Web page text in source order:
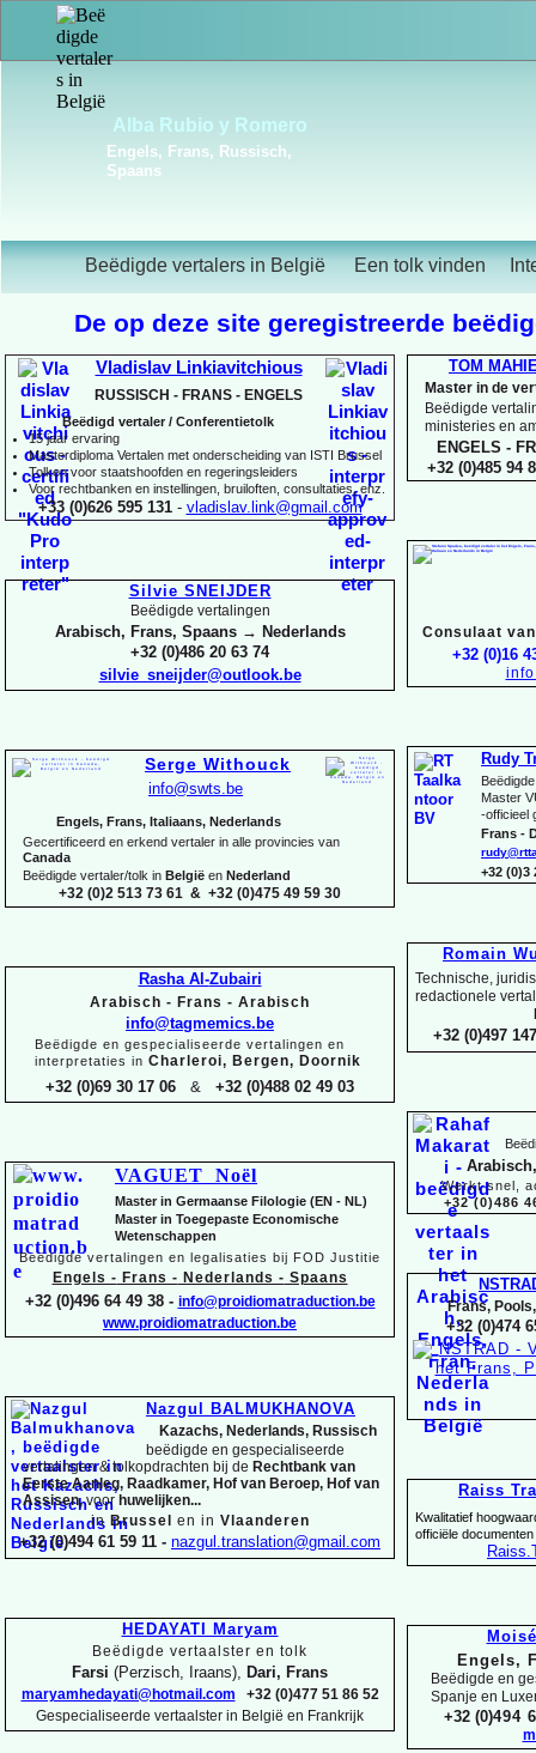
Beëdigde vertalers in België Een tolk vinden
Frédérique Christiaens
Engels, Frans, Portugees,
De op deze site geregistreerde
TOM
Master in de
Beëdigde
ministeries en
ENGELS -
+32 (0)485 94
Consulaat
+32 (0)16
Rudy
Master
-officieel
Frans -
+32
Romain
Technische,
redactionele
+32 (0)497
Werkt snel,
+32 (0)486
Frans,
+32 (0)474
Raiss
Kwalitatief
officiële
Raiss
Engels,
Beëdigde en
Spanje en
+32 (0)494
Vladislav Linkiavitchious
RUSSISCH - FRANS - ENGELS
Beëdigd vertaler / Conferentietolk
15 jaar ervaring
Masterdiploma Vertalen met onderscheiding van ISTI Brussel
Tolken voor staatshoofden en regeringsleiders
Voor rechtbanken en instellingen, bruiloften, consultaties, enz.
+33 (0)626 595 131- vladislav.link@gmail.com
Silvie SNEIJDER
Beëdigde vertalingen
Arabisch, Frans, Spaans → Nederlands
+32 (0)486 20 63 74
silvie_sneijder@outlook.be
Serge Withouck
info@swts.be
Engels, Frans, Italiaans, Nederlands
Gecertificeerd en erkend vertaler in alle provincies van
Canada
Beëdigde vertaler/tolk in België en Nederland
+32 (0)2 513 73 61 & +32 (0)475 49 59 30
Rasha Al-Zubairi
Arabisch - Frans - Arabisch
info@tagmemics.be
Beëdigde en gespecialiseerde vertalingen en
interpretaties in Charleroi, Bergen, Doornik
+32 (0)69 30 17 06 & +32 (0)488 02 49 03
VAGUET Noël
Master in Germaanse Filologie (EN - NL)
Master in Toegepaste Economische
Wetenschappen
Beëdigde vertalingen en legalisaties bij FOD Justitie
Engels - Frans - Nederlands - Spaans
+32 (0)496 64 49 38 - info@proidiomatraduction.be
www.proidiomatraduction.be
Nazgul BALMUKHANOVA
Kazachs, Nederlands, Russisch
beëdigde en gespecialiseerde
vertalingen &tolkopdrachten bij de Rechtbank van
Eerste Aanleg, Raadkamer, Hof van Beroep, Hof van
Assisen,voor huwelijken...
in Brussel en in Vlaanderen
+32 (0)494 61 59 11 - nazgul.translation@gmail.com
HEDAYATI Maryam
Beëdigde vertaalster en tolk
Farsi (Perzisch, Iraans), Dari, Frans
maryamhedayati@hotmail.com
+32 (0)477 51 86 52
Gespecialiseerde vertaalster in België en Frankrijk